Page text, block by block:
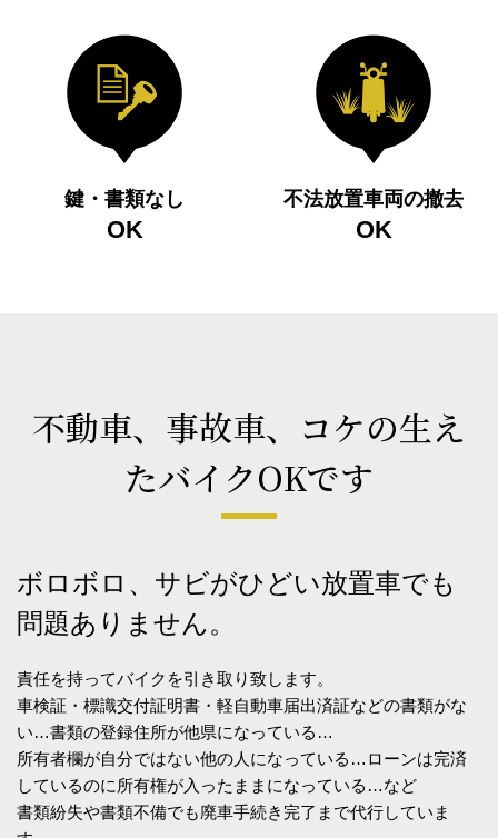
鍵・書類なし
OK
不法放置車両の撤去
OK
不動車、事故車、コケの生え
たバイクOKです
ボロボロ、サビがひどい放置車でも
問題ありません。
責任を持ってバイクを引き取り致します。
車検証・標識交付証明書・軽自動車届出済証などの書類がな
い…書類の登録住所が他県になっている…
所有者欄が自分ではない他の人になっている…ローンは完済
しているのに所有権が入ったままになっている…など
書類紛失や書類不備でも廃車手続き完了まで代行していま